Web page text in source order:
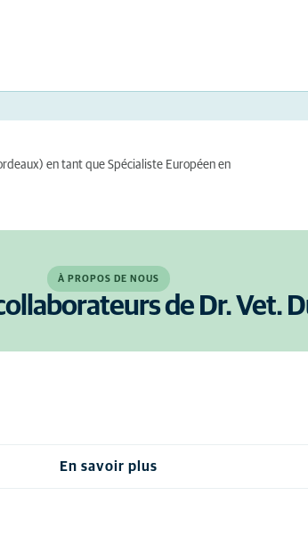
en tant que Spécialiste Européen en
À PROPOS DE NOUS
de Dr. Vet.
En savoir plus